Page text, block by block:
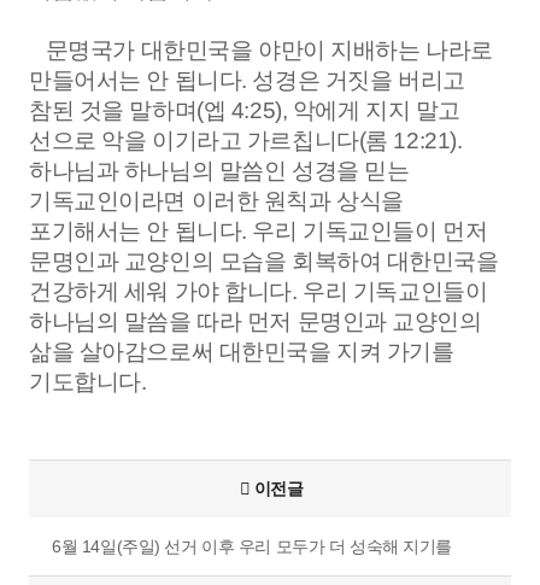
문명국가 대한민국을 야만이 지배하는 나라로
만들어서는 안 됩니다. 성경은 거짓을 버리고
참된 것을 말하며(엡 4:25), 악에게 지지 말고
선으로 악을 이기라고 가르칩니다(롬 12:21).
하나님과 하나님의 말씀인 성경을 믿는
기독교인이라면 이러한 원칙과 상식을
포기해서는 안 됩니다. 우리 기독교인들이 먼저
문명인과 교양인의 모습을 회복하여 대한민국을
건강하게 세워 가야 합니다. 우리 기독교인들이
하나님의 말씀을 따라 먼저 문명인과 교양인의
삶을 살아감으로써 대한민국을 지켜 가기를
기도합니다.
이전글
6월 14일(주일) 선거 이후 우리 모두가 더 성숙해 지기를